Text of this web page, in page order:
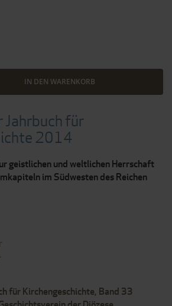
für
2014
geistlichen und weltlichen Herrschaft
im Südwesten des Reichen
für Kirchengeschichte, Band 33
IN DEN WARENKORB